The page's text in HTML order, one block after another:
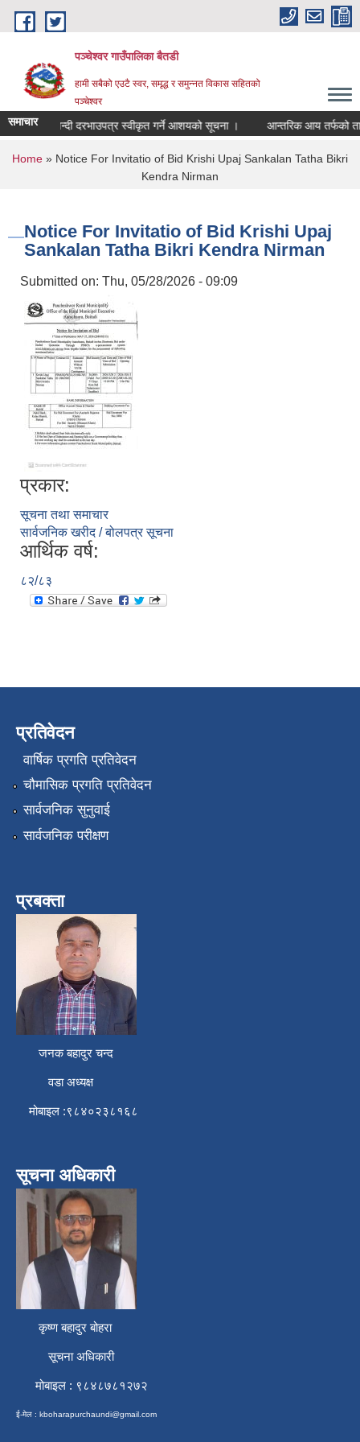
Skip to main content
पञ्चेश्वर गाउँपालिका बैतडी
हामी सबैको एउटै स्वर, समृद्ध र समुन्नत विकास सहितको
पञ्चेश्वर
समाचारसिलबन्दी दरभाउपत्र स्वीकृत गर्ने आशयको सूचना । आन्तरिक आय तर्फको
You are here
Home » Notice For Invitatio of Bid Krishi Upaj Sankalan Tatha Bikri
Kendra Nirman
Notice For Invitatio of Bid Krishi Upaj
Sankalan Tatha Bikri Kendra Nirman
Submitted on: Thu, 05/28/2026 - 09:09
प्रकार:
सूचना तथा समाचार
सार्वजनिक खरीद / बोलपत्र सूचना
आर्थिक वर्ष:
८२/८३
प्रतिवेदन
वार्षिक प्रगति प्रतिवेदन
चौमासिक प्रगति प्रतिवेदन
सार्वजनिक सुनुवाई
सार्वजनिक परीक्षण
प्रबक्ता
जनक बहादुर चन्द
वडा अध्यक्ष
मोबाइल :९८४०२३८१६८
सूचना अधिकारी
कृष्ण बहादुर बोहरा
सूचना अधिकारी
मोबाइल : ९८४८७८१२७२
ई-मेल : kboharapurchaundi@gmail.com